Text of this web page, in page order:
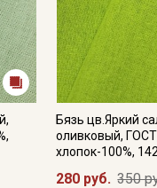
Бязь цв.Яркий
оливковый,
хлопок-100%,
280 руб. 350